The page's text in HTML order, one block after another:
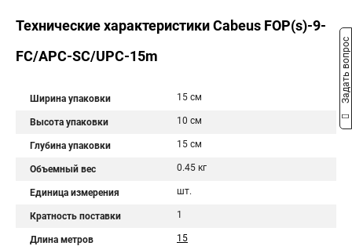
Технические характеристики Cabeus FOP(s)-9-
FC/APC-SC/UPC-15m
Ширина упаковки 15 см
Высота упаковки 10 см
Глубина упаковки 15 см
Объемный вес 0.45 кг
Единица измерения шт.
Кратность поставки 1
Длина метров 15
Задать вопрос